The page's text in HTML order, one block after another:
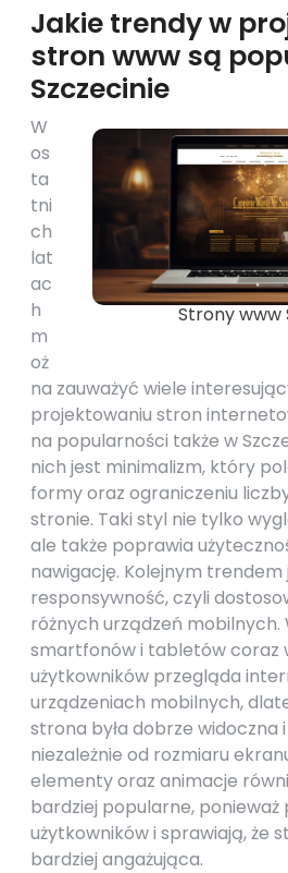
Jakie trendy w
stron www są
Szczecinie
Strony www
W
os
ta
tni
ch
lat
ac
h
m
oż
na zauważyć wiele
projektowaniu stron
na popularności także w
nich jest minimalizm, który
formy oraz ograniczeniu
stronie. Taki styl nie tylko
ale także poprawia
nawigację. Kolejnym trendem
responsywność, czyli
różnych urządzeń mobilnych.
smartfonów i tabletów coraz
użytkowników przegląda
urządzeniach mobilnych,
strona była dobrze widoczna
niezależnie od rozmiaru
elementy oraz animacje
bardziej popularne,
użytkowników i sprawiają, że
bardziej angażująca.